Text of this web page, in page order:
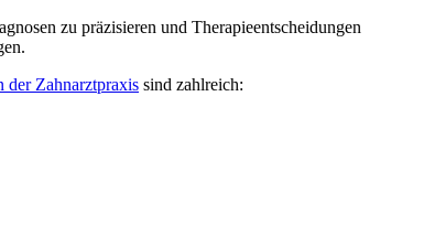
zu präzisieren und Therapieentscheidungen
der Zahnarztpraxis sind zahlreich: